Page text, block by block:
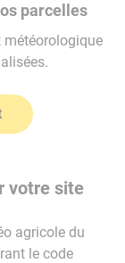
parcelles
météorologique
votre site
agricole du
le code